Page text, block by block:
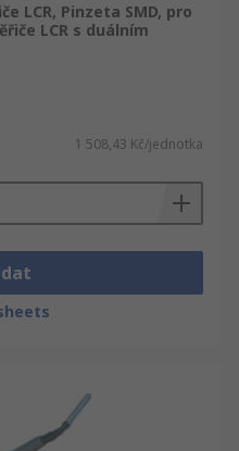
LCR, Pinzeta SMD, pro
LCR s duálním
1 508,43 Kč/jednotka